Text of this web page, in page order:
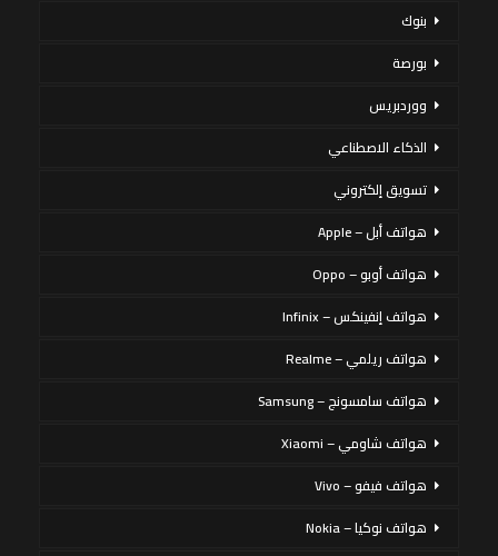
بنوك
بورصة
ووردبريس
الذكاء الاصطناعي
تسويق إلكتروني
هواتف أبل – Apple
هواتف أوبو – Oppo
هواتف إنفينكس – Infinix
هواتف ريلمي – Realme
هواتف سامسونج – Samsung
هواتف شاومي – Xiaomi
هواتف فيفو – Vivo
هواتف نوكيا – Nokia